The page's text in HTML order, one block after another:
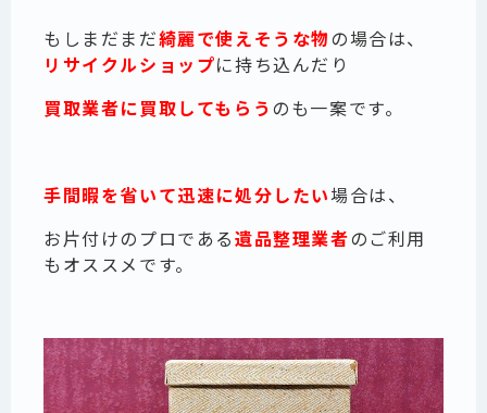
もしまだまだ綺麗で使えそうな物の場合は、
リサイクルショップに持ち込んだり
買取業者に買取してもらうのも一案です。
手間暇を省いて迅速に処分したい場合は、
お片付けのプロである遺品整理業者のご利用
もオススメです。